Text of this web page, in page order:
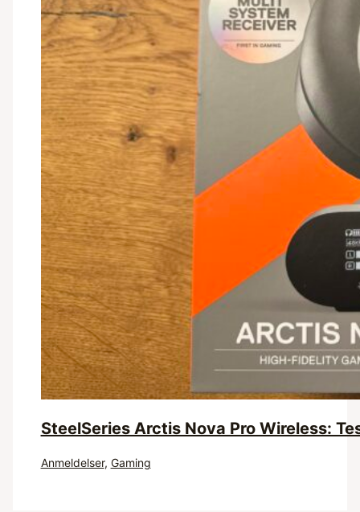
SteelSeries Arctis Nova Pro Wireless:
Anmeldelser, Gaming